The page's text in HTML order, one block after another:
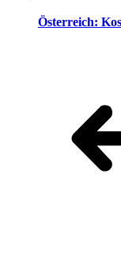
Österreich: